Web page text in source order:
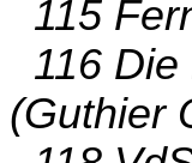
115
116
(Guthier